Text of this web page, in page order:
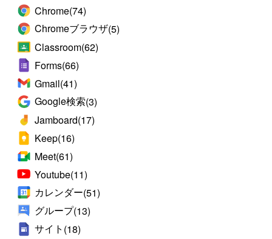
Chrome(74)
Chromeブラウザ(5)
Classroom(62)
Forms(66)
Gmail(41)
Google検索(3)
Jamboard(17)
Keep(16)
Meet(61)
Youtube(11)
カレンダー(51)
グループ(13)
サイト (18)